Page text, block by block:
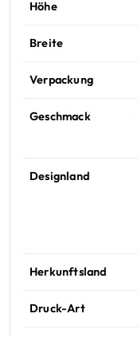
Höhe
Breite
Verpackung
Geschmack
Designland
Herkunftsland
Druck-Art